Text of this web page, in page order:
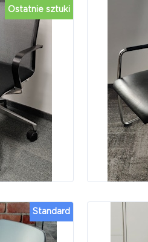
Ostatnie sztuki
Standard